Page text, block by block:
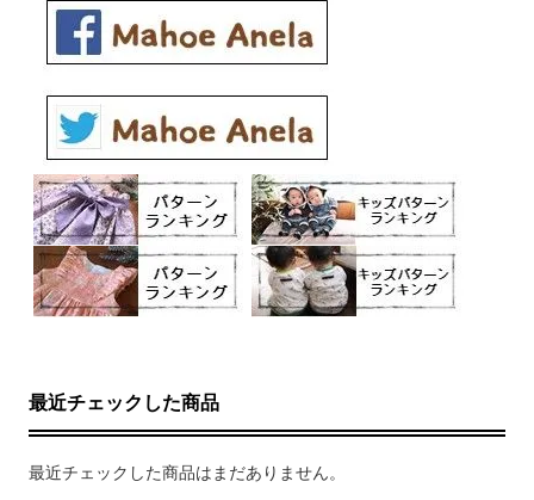
最近チェックした商品
最近チェックした商品はまだありません。